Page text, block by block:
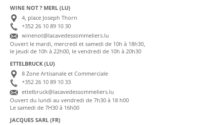
WINE NOT ? MERL (LU)
4, place Joseph Thorn
+352 26 10 89 10 30
winenot@lacavedessommeliers.lu
Ouvert le mardi, mercredi et samedi de 10h à 18h30,
le jeudi de 10h à 22h00, le vendredi de 10h à 20h30
ETTELBRUCK (LU)
8 Zone Artisanale et Commerciale
+352 26 10 89 10 33
ettelbruck@lacavedessommeliers.lu
Ouvert du lundi au vendredi de 7h30 à 18 h00
Le samedi de 7H30 à 16h00
JACQUES SARL (FR)